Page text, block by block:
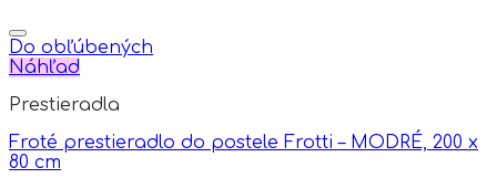
product
has
multiple
The
may
be
Do obľúbených
Náhľad
Prestieradla
Froté prestieradlo do postele Frotti – MODRÉ, 200 x
80 cm